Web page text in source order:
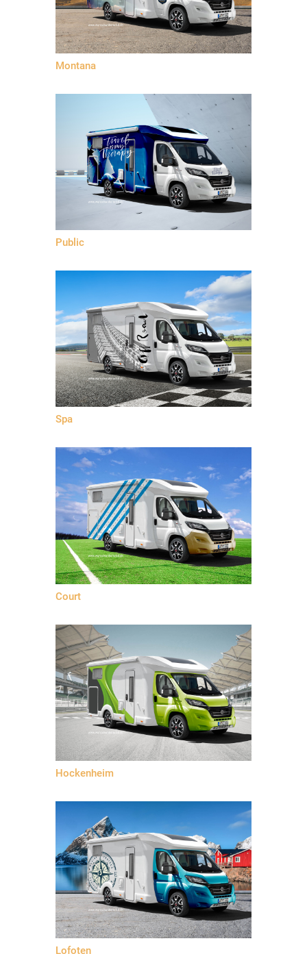
Montana
Public
Spa
Court
Hockenheim
Lofoten